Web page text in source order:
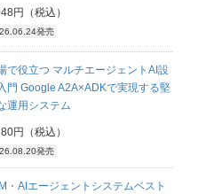
円（税込）
発売
で役立つ マルチエージェントAI設
門 Google A2A×ADKで実現する堅
運用システム
円（税込）
発売
・AIエージェントシステムベスト